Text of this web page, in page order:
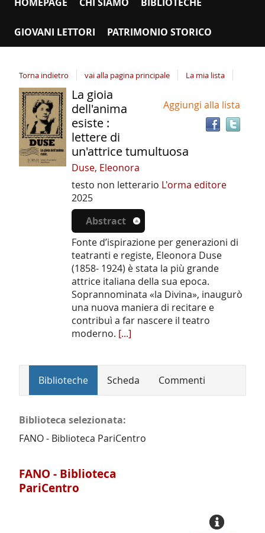
GIOVANI LETTORI PATRIMONIO STORICO
Torna indietro vai alla pagina principale La mia lista
Dettaglio
del
documento
Aggiungi alla lista
La gioia
dell'anima
esiste :
lettere di
un'attrice tumultuosa
Duse, Eleonora
testo non letterario L'orma editore
2025
Abstract
Fonte d’ispirazione per generazioni di
teatranti e registe, Eleonora Duse
(1858- 1924) è stata la più grande
attrice italiana della sua epoca.
Soprannominata «la Divina», inaugurò
una nuova maniera di recitare e
contribuì a far nascere il teatro
moderno. [...]
Biblioteche Scheda Commenti
Biblioteca selezionata:
FANO - Biblioteca PariCentro
FANO - Biblioteca
PariCentro